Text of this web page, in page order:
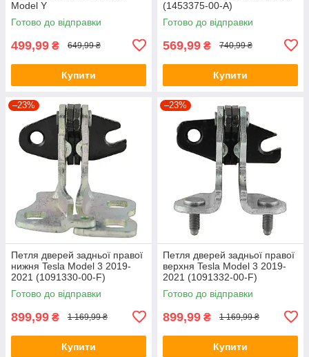
Model Y
Готово до відправки
499,99 ₴ 649,99 ₴
Купити
(1453375-00-A)
Готово до відправки
569,99 ₴ 740,99 ₴
Купити
–23%
Петля дверей задньої правої
нижня Tesla Model 3 2019-
2021 (1091330-00-F)
(ОРИГІНАЛ)
Готово до відправки
899,99 ₴ 1 169,99 ₴
Купити
–23%
Петля дверей задньої правої
верхня Tesla Model 3 2019-
2021 (1091332-00-F)
(Оригінал)
Готово до відправки
899,99 ₴ 1 169,99 ₴
Купити